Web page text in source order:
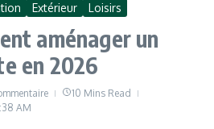
Extérieur Loisirs
aménager un
en 2026
10 Mins Read
AM